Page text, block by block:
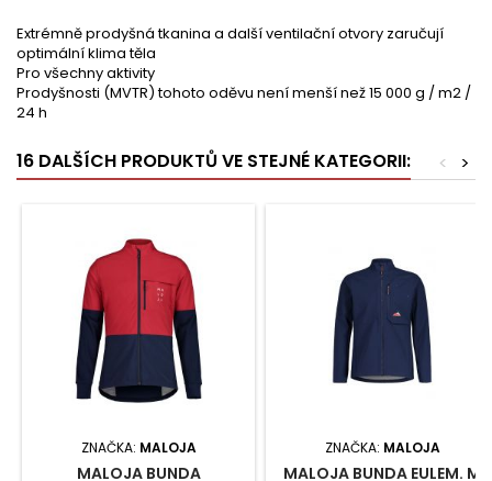
Extrémně prodyšná tkanina a další ventilační otvory zaručují
optimální klima těla
Pro všechny aktivity
Prodyšnosti (MVTR) tohoto oděvu není menší než 15 000 g / m2 /
24 h
16 DALŠÍCH PRODUKTŮ VE STEJNÉ KATEGORII: >
<
ZNAČKA: MALOJA
MALOJA BUNDA
ZNAČKA: MALOJA
MALOJA BUNDA EULEM. M